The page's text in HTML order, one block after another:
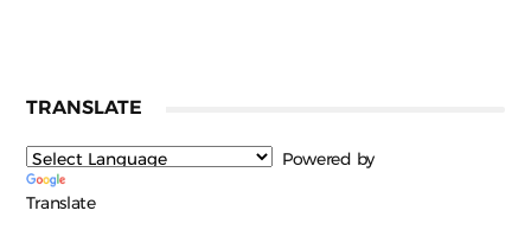
TRANSLATE
Powered by
Translate